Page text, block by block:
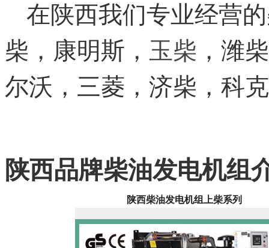
在陕西我们专业经营
柴，康明斯， 玉柴 ，潍
尔沃，三菱，济柴，科
陕西品牌柴油发电机组
陕西柴油发电机组上柴系列